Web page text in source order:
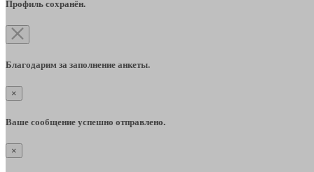
Профиль сохранён.
Благодарим за заполнение анкеты.
×
Ваше сообщение успешно отправлено.
×